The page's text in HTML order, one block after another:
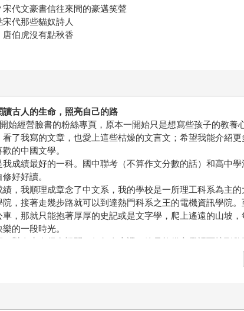
代文豪書信往來間的豪邁笑聲
代那些貓奴詩人
伯虎沒有點秋香
讀古人的生命 ，照亮自己的路
始經營臉書的粉絲專頁，原本一開始只是想寫些孩子的教
看了我寫的文章，也愛上這些枯燥的文言文；希望我能介紹
的中國文學。
我成績最好的一科。國中聯考（不算作文分數的話）和高中
好好讀。
績，我順理成章念了中文系，我的學校是一所理工科系為主
，接著走幾步路就可以到達熱門科系之王的電機資訊學院
，那就只能抱著厚厚的史記或是文字學，爬上遙遠的山坡
的一段時光。
，對人生有很多疑問，但每次上課，總是能從文學裡面找到
空再怎麼變換，人的情感和困頓卻都是一樣的，每次的迷惘和
交流，穿越了時空，可以讓人保持一種溫柔和敏銳，與人相